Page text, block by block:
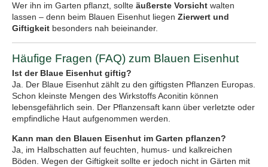
Wer ihn im Garten pflanzt, sollte äußerste Vorsicht walten
lassen – denn beim Blauen Eisenhut liegen Zierwert und
Giftigkeit besonders nah beieinander.
Häufige Fragen (FAQ) zum Blauen Eisenhut
Ist der Blaue Eisenhut giftig?
Ja. Der Blaue Eisenhut zählt zu den giftigsten Pflanzen Europas.
Schon kleinste Mengen des Wirkstoffs Aconitin können
lebensgefährlich sein. Der Pflanzensaft kann über verletzte oder
empfindliche Haut aufgenommen werden.
Kann man den Blauen Eisenhut im Garten pflanzen?
Ja, im Halbschatten auf feuchten, humus- und kalkreichen
Böden. Wegen der Giftigkeit sollte er jedoch nicht in Gärten mit